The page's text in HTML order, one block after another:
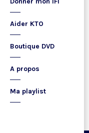
Aider KTO
Boutique DVD
A propos
Ma playlist